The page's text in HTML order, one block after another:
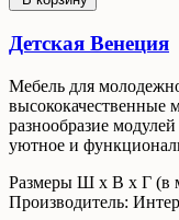
Детская Венеция
Мебель для
высококачественные
разнообразие
уютное и
Размеры Ш x В x Г (в
Производитель: